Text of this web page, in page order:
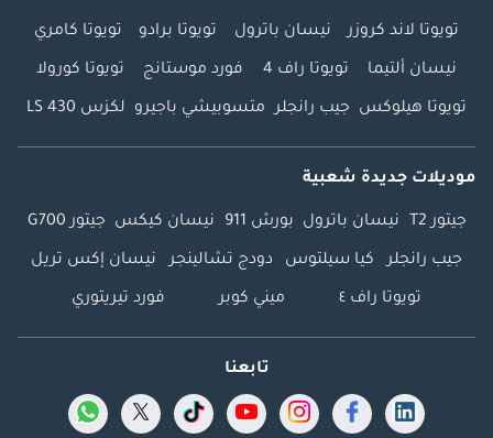
تويوتا لاند كروزر نيسان باترول تويوتا برادو تويوتا كامري
نيسان ألتيما تويوتا راف 4 فورد موستانج تويوتا كورولا
تويوتا هيلوكس جيب رانجلر متسوبيشي باجيرو لكزس LS 430
موديلات جديدة شعبية
جيتور T2 نيسان باترول بورش 911 نيسان كيكس جيتور G700
جيب رانجلر كيا سيلتوس دودج تشالينجر نيسان إكس تريل
تويوتا راف ٤ ميني كوبر فورد تيريتوري
تابعنا